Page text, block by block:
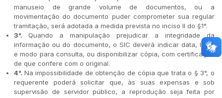
manuseio de grande volume de documentos, ou a
movimentação do documento puder comprometer sua regular
tramitação, será adotada a medida prevista no inciso II do §1°.
3°. Quando a manipulação prejudicar a integridade da
informação ou do documento, o SIC deverá indicar data, local
e modo para consulta, ou disponibilizar cópia, com certificação
de que confere com o original.
4°. Na impossibilidade de obtenção de cópia que trata o § 3°, o
requerente poderá solicitar que, às suas expensas e sob
supervisão de servidor público, a reprodução seja feita por